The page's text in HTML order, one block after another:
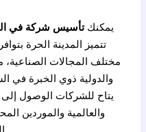
يمكنكتأسيس شركة في
تتميز المدينة الحرة
مختلف المجالات
والدولية ذوي الخبرة في
يتاح للشركات الوصول
والعالمية والموردين